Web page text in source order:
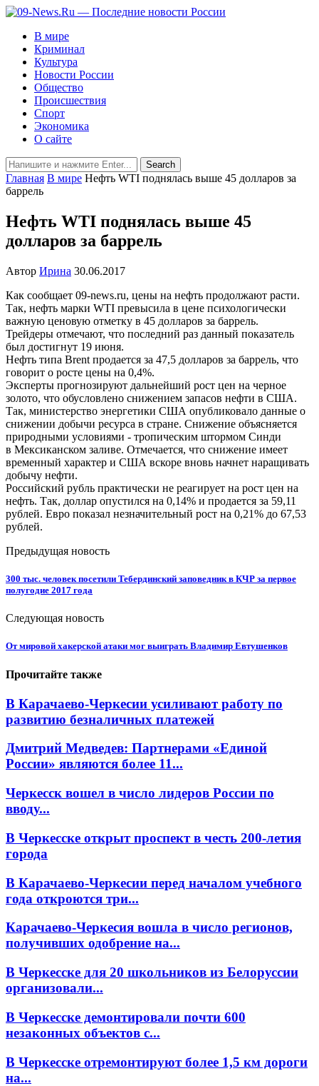
В мире
Криминал
Культура
Новости России
Общество
Происшествия
Спорт
Экономика
О сайте
Главная В мире Нефть WTI поднялась выше 45 долларов за
баррель
Нефть WTI поднялась выше 45
долларов за баррель
Автор Ирина 30.06.2017
Как сообщает 09-news.ru, цены на нефть продолжают расти.
Так, нефть марки WTI превысила в цене психологически
важную ценовую отметку в 45 долларов за баррель.
Трейдеры отмечают, что последний раз данный показатель
был достигнут 19 июня.
Нефть типа Brent продается за 47,5 долларов за баррель, что
говорит о росте цены на 0,4%.
Эксперты прогнозируют дальнейший рост цен на черное
золото, что обусловлено снижением запасов нефти в США.
Так, министерство энергетики США опубликовало данные о
снижении добычи ресурса в стране. Снижение объясняется
природными условиями - тропическим штормом Синди
в Мексиканском заливе. Отмечается, что снижение имеет
временный характер и США вскоре вновь начнет наращивать
добычу нефти.
Российский рубль практически не реагирует на рост цен на
нефть. Так, доллар опустился на 0,14% и продается за 59,11
рублей. Евро показал незначительный рост на 0,21% до 67,53
рублей.
Предыдущая новость
300 тыс. человек посетили Тебердинский заповедник в КЧР за первое
полугодие 2017 года
Следующая новость
От мировой хакерской атаки мог выиграть Владимир Евтушенков
Прочитайте также
В Карачаево-Черкесии усиливают работу по
развитию безналичных платежей
Дмитрий Медведев: Партнерами «Единой
России» являются более 11...
Черкесск вошел в число лидеров России по
вводу...
В Черкесске открыт проспект в честь 200-летия
города
В Карачаево-Черкесии перед началом учебного
года откроются три...
Карачаево-Черкесия вошла в число регионов,
получивших одобрение на...
В Черкесске для 20 школьников из Белоруссии
организовали...
В Черкесске демонтировали почти 600
незаконных объектов с...
В Черкесске отремонтируют более 1,5 км дороги
на...